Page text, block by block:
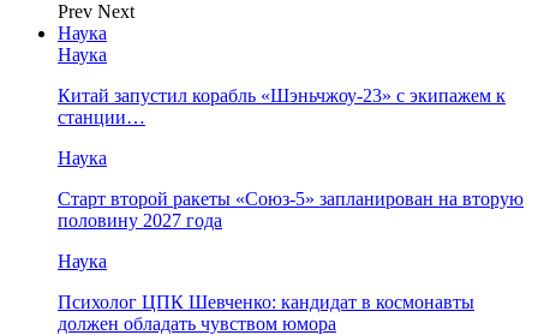
Prev Next
Наука
Наука
Китай запустил корабль «Шэньчжоу-23» с экипажем к
станции…
Наука
Старт второй ракеты «Союз-5» запланирован на вторую
половину 2027 года
Наука
Психолог ЦПК Шевченко: кандидат в космонавты
должен обладать чувством юмора